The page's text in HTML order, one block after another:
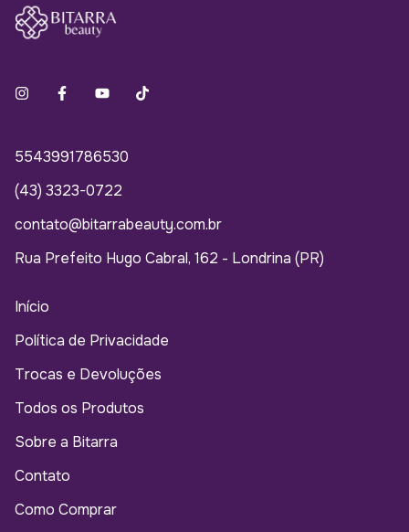
5543991786530
(43) 3323-0722
contato@bitarrabeauty.com.br
Rua Prefeito Hugo Cabral, 162 - Londrina (PR)
Início
Política de Privacidade
Trocas e Devoluções
Todos os Produtos
Sobre a Bitarra
Contato
Como Comprar